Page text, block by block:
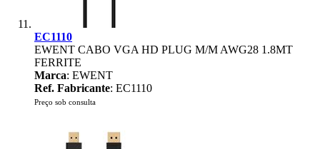
EC1110
EWENT CABO VGA HD PLUG M/M AWG28 1.8MT
FERRITE
Marca: EWENT
Ref. Fabricante: EC1110
Preço sob consulta